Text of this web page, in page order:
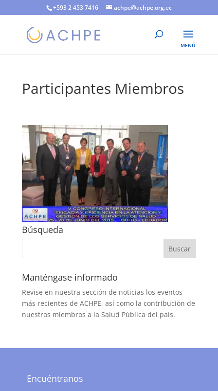
+593 2 453 7416 achpe@achpe.org.ec
Participantes Miembros
Búsqueda
Manténgase informado
Revise en nuestra sección de noticias los eventos
más recientes de ACHPE, así como la contribución de
nuestros miembros a la Salud Pública del país.
Encuéntranos